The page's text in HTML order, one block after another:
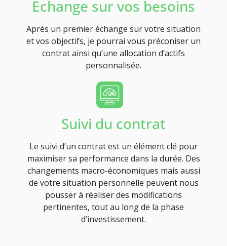
Echange sur vos besoins
Après un premier échange sur votre situation
et vos objectifs, je pourrai vous préconiser un
contrat ainsi qu’une allocation d’actifs
personnalisée.
Suivi du contrat
Le suivi d’un contrat est un élément clé pour
maximiser sa performance dans la durée. Des
changements macro-économiques mais aussi
de votre situation personnelle peuvent nous
pousser à réaliser des modifications
pertinentes, tout au long de la phase
d’investissement.